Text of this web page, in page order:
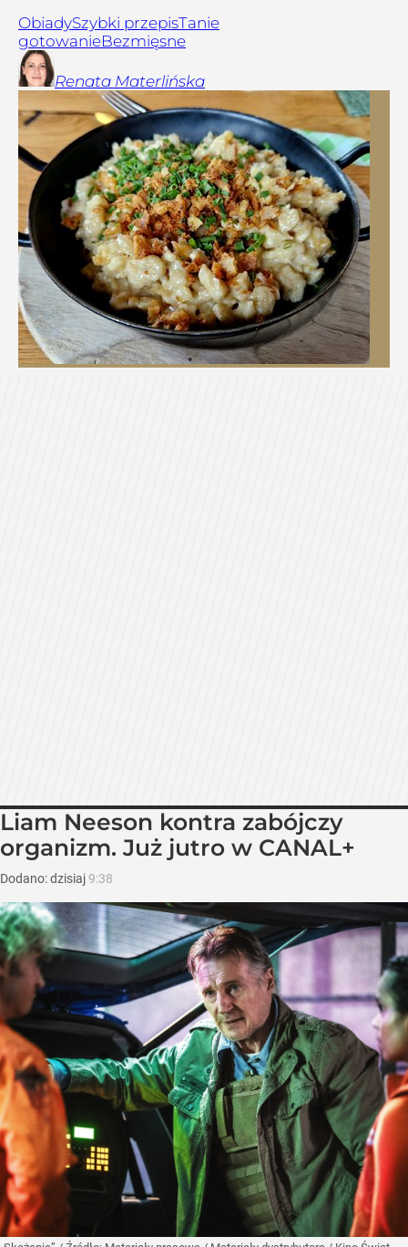
ObiadySzybki przepisTanie
gotowanieBezmięsne
Renata Materlińska
Liam Neeson kontra zabójczy
organizm. Już jutro w CANAL+
Dodano:dzisiaj 9:38